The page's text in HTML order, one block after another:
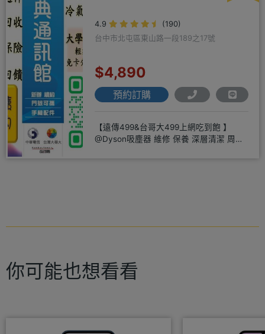
4.9
(190)
台中市北屯區東山路一段189之17號
$4,890
預約訂購
【遠傳499&台哥大499上網吃到飽 】
@Dyson吸塵器 維修 保養 深層清潔 周邊
你可能也想看看